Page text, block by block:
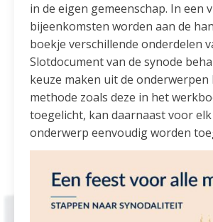
in de eigen gemeenschap. In een
bijeenkomsten worden aan de
boekje verschillende onderdelen
Slotdocument van de synode
keuze maken uit de onderwerpen
methode zoals deze in het
toegelicht, kan daarnaast voor
onderwerp eenvoudig worden